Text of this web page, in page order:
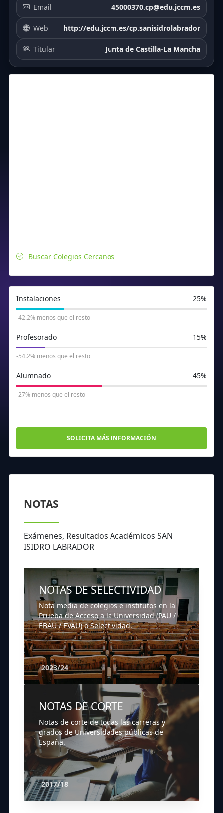
Email 45000370.cp@edu.jccm.es
Web http://edu.jccm.es/cp.sanisidrolabrador
Titular Junta de Castilla-La Mancha
Buscar Colegios Cercanos
Instalaciones 25%
-42.2% menos que el resto
Profesorado 15%
-54.2% menos que el resto
Alumnado 45%
-27% menos que el resto
SOLICITA MÁS INFORMACIÓN
NOTAS
Exámenes, Resultados Académicos SAN
ISIDRO LABRADOR
NOTAS DE SELECTIVIDAD
Nota media de colegios e institutos en la
Prueba de Acceso a la Universidad (PAU /
EBAU / EVAU) o Selectividad.
2023/24
NOTAS DE CORTE
Notas de corte de todas las carreras y
grados de Universidades públicas de
España.
2017/18